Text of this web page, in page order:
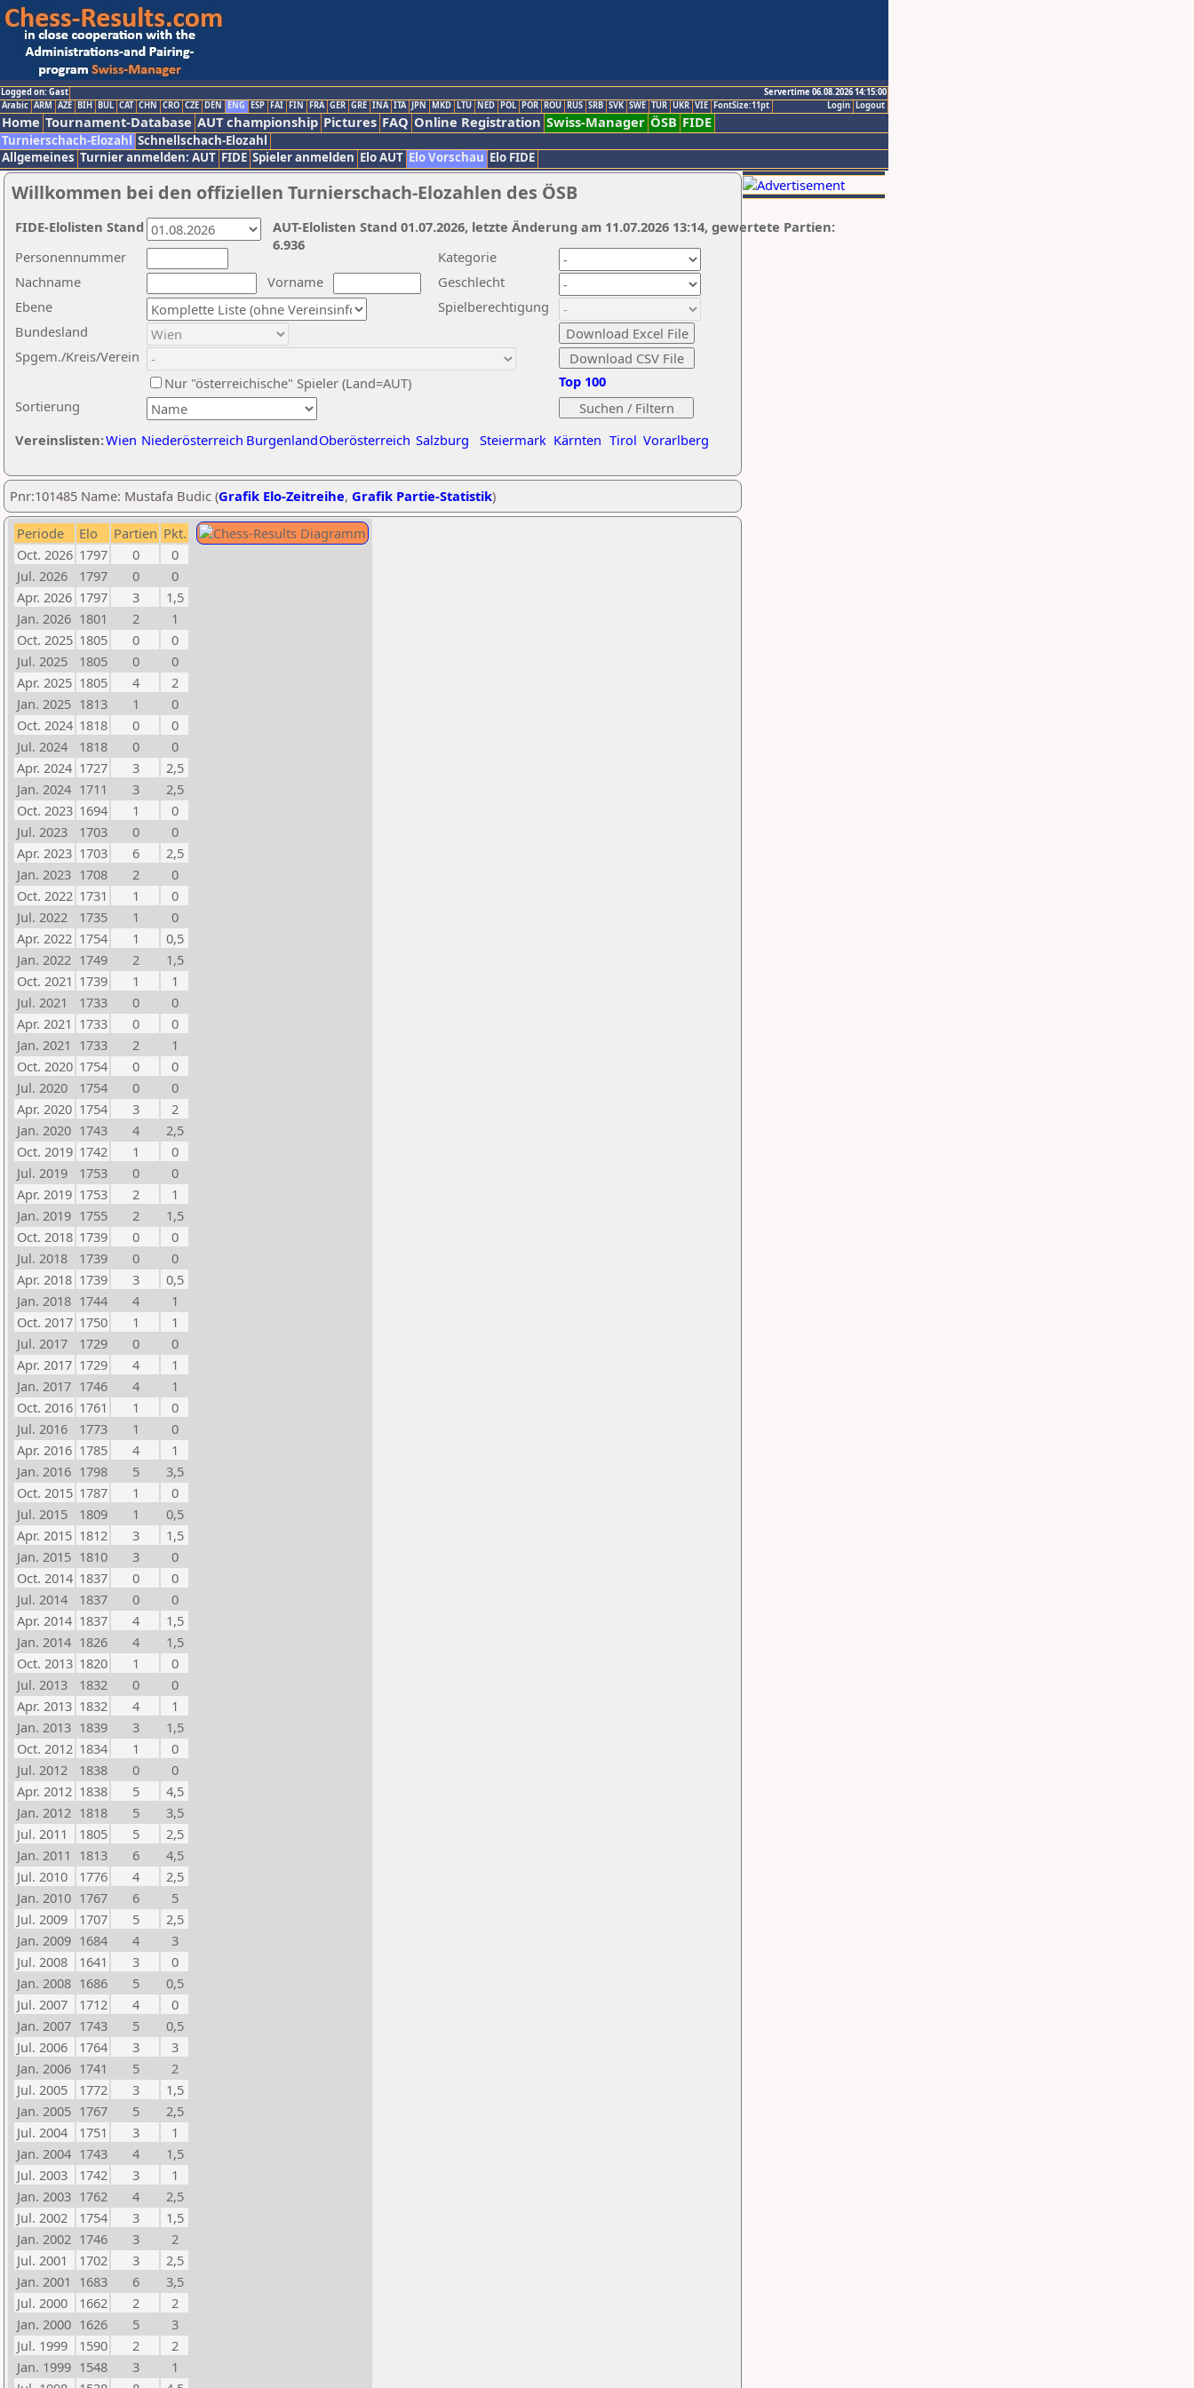
Logged on: Gast
Servertime 06.08.2026 14:15:00
Logout
Login
Arabic ARM AZE BIH BUL CAT CHN CRO CZE DEN ENG ESP FAI FIN FRA GER GRE INA ITA JPN MKD LTU NED POL POR ROU RUS SRB SVK SWE TUR UKR VIE FontSize:11pt
Home Tournament-Database AUT championship Pictures FAQ Online Registration Swiss-Manager ÖSB FIDE
Turnierschach-Elozahl Schnellschach-Elozahl
Allgemeines Turnier anmelden: AUT FIDE Spieler anmelden Elo AUT Elo Vorschau Elo FIDE
Willkommen bei den offiziellen Turnierschach-Elozahlen des ÖSB
Nachname
Vorname
Ebene
Kategorie
Sortierung
Personennummer
Bundesland
Spgem./Kreis/Verein
Geschlecht
Nur "österreichische" Spieler (Land=AUT)
Spielberechtigung
Vereinslisten:Wien Niederösterreich BurgenlandOberösterreich Salzburg Steiermark Kärnten Tirol Vorarlberg
Top 100
AUT-Elolisten Stand 01.07.2026, letzte Änderung am 11.07.2026 13:14, gewertete Partien:
6.936
FIDE-Elolisten Stand
Pnr:101485 Name: Mustafa Budic (Grafik Elo-Zeitreihe, Grafik Partie-Statistik)
Periode Elo Partien Pkt.
Oct. 2026 1797 0
0
Jul. 2026
1797 0
0
Apr. 2026 1797 3
1,5
Jan. 2026 1801 2
1
Oct. 2025 1805 0
0
Jul. 2025
1805 0
0
Apr. 2025 1805 4
2
Jan. 2025 1813 1
0
Oct. 2024 1818 0
0
Jul. 2024
1818 0
0
Apr. 2024 1727 3
2,5
Jan. 2024 1711 3
2,5
Oct. 2023 1694 1
0
Jul. 2023
1703 0
0
Apr. 2023 1703 6
2,5
Jan. 2023 1708 2
0
Oct. 2022 1731 1
0
Jul. 2022
1735 1
0
Apr. 2022 1754 1
0,5
Jan. 2022 1749 2
1,5
Oct. 2021 1739 1
1
Jul. 2021
1733 0
0
Apr. 2021 1733 0
0
Jan. 2021 1733 2
1
Oct. 2020 1754 0
0
Jul. 2020
1754 0
0
Apr. 2020 1754 3
2
Jan. 2020 1743 4
2,5
Oct. 2019 1742 1
0
Jul. 2019
1753 0
0
Apr. 2019 1753 2
1
Jan. 2019 1755 2
1,5
Oct. 2018 1739 0
0
Jul. 2018
1739 0
0
Apr. 2018 1739 3
0,5
Jan. 2018 1744 4
1
Oct. 2017 1750 1
1
Jul. 2017
1729 0
0
Apr. 2017 1729 4
1
Jan. 2017 1746 4
1
Oct. 2016 1761 1
0
Jul. 2016
1773 1
0
Apr. 2016 1785 4
1
Jan. 2016 1798 5
3,5
Oct. 2015 1787 1
0
Jul. 2015
1809 1
0,5
Apr. 2015 1812 3
1,5
Jan. 2015 1810 3
0
Oct. 2014 1837 0
0
Jul. 2014
1837 0
0
Apr. 2014 1837 4
1,5
Jan. 2014 1826 4
1,5
Oct. 2013 1820 1
0
Jul. 2013
1832 0
0
Apr. 2013 1832 4
1
Jan. 2013 1839 3
1,5
Oct. 2012 1834 1
0
Jul. 2012
1838 0
0
Apr. 2012 1838 5
4,5
Jan. 2012 1818 5
3,5
Jul. 2011
1805 5
2,5
Jan. 2011 1813 6
4,5
Jul. 2010
1776 4
2,5
Jan. 2010 1767 6
5
Jul. 2009
1707 5
2,5
Jan. 2009 1684 4
3
Jul. 2008
1641 3
0
Jan. 2008 1686 5
0,5
Jul. 2007
1712 4
0
Jan. 2007 1743 5
0,5
Jul. 2006
1764 3
3
Jan. 2006 1741 5
2
Jul. 2005
1772 3
1,5
Jan. 2005 1767 5
2,5
Jul. 2004
1751 3
1
Jan. 2004 1743 4
1,5
Jul. 2003
1742 3
1
Jan. 2003 1762 4
2,5
Jul. 2002
1754 3
1,5
Jan. 2002 1746 3
2
Jul. 2001
1702 3
2,5
Jan. 2001 1683 6
3,5
Jul. 2000
1662 2
2
Jan. 2000 1626 5
3
Jul. 1999
1590 2
2
Jan. 1999 1548 3
1